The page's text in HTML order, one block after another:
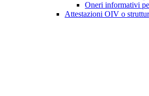
Oneri informativi
Attestazioni OIV o